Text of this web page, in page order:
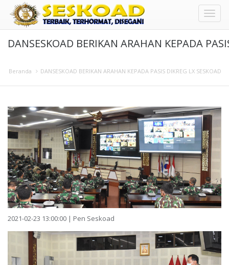
Toggle
DANSESKOAD BERIKAN ARAHAN KEPADA
Beranda DANSESKOAD BERIKAN ARAHAN KEPADA PASIS DIKREG LX SESKOAD
2021-02-23 13:00:00 | Pen Seskoad